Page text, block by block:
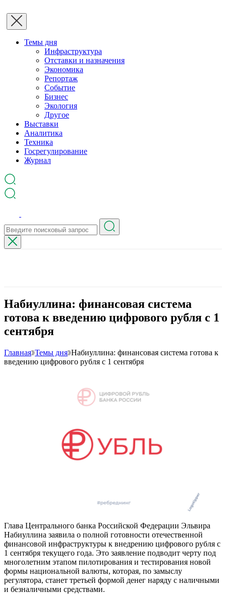
Темы дня
Инфраструктура
Отставки и назначения
Экономика
Репортаж
Событие
Бизнес
Экология
Другое
Выставки
Аналитика
Техника
Госрегулирование
Журнал
Набиуллина: финансовая система
готова к введению цифрового рубля с 1
сентября
Главная Темы дня Набиуллина: финансовая система готова к
введению цифрового рубля с 1 сентября
Глава Центрального банка Российской Федерации Эльвира
Набиуллина заявила о полной готовности отечественной
финансовой инфраструктуры к внедрению цифрового рубля с
1 сентября текущего года. Это заявление подводит черту под
многолетним этапом пилотирования и тестирования новой
формы национальной валюты, которая, по замыслу
регулятора, станет третьей формой денег наряду с наличными
и безналичными средствами.